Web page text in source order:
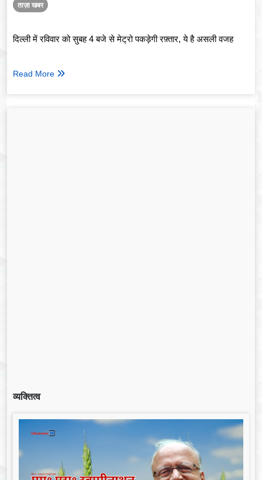
ताज़ा खबर
दिल्ली में रविवार को सुबह 4 बजे से मेट्रो पकड़ेगी रफ़्तार, ये है असली वजह
Read More
व्यक्तित्व